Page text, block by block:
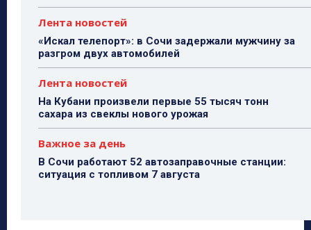
Лента новостей
«Искал телепорт»: в Сочи задержали мужчину за
разгром двух автомобилей
Лента новостей
На Кубани произвели первые 55 тысяч тонн
сахара из свеклы нового урожая
Важное за день
В Сочи работают 52 автозаправочные станции:
ситуация с топливом 7 августа